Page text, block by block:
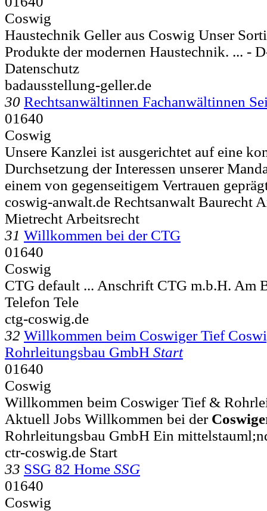
Coswig
Haustechnik Geller aus Coswig Unser
Produkte der modernen Haustechnik. ... -
Datenschutz
badausstellung-geller.de
30 Rechtsanwältinnen Fachanwältinnen
01640
Coswig
Unsere Kanzlei ist ausgerichtet auf eine
Durchsetzung der Interessen unserer
einem von gegenseitigem Vertrauen
coswig-anwalt.de Rechtsanwalt Baurecht
Mietrecht Arbeitsrecht
31 Willkommen bei der CTG
01640
Coswig
CTG default ... Anschrift CTG m.b.H. Am
Telefon Tele
ctg-coswig.de
32 Willkommen beim Coswiger Tief
Rohrleitungsbau GmbH Start
01640
Coswig
Willkommen beim Coswiger Tief &
Aktuell Jobs Willkommen bei der
Rohrleitungsbau GmbH Ein
ctr-coswig.de Start
33 SSG 82 Home SSG
01640
Coswig